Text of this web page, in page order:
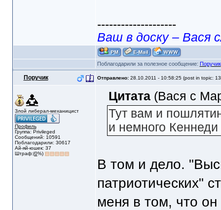
--------------------
Ваш в доску – Вася
Поблагодарили за полезное сообщение: Поручик
Поручик Отправлено: 28.10.2011 - 10:58:25 (post in topic:
Злой либерал-механицист
Профиль
Группа: Privileged
Сообщений: 10591
Поблагодарили: 30617
Ай-яй-юшек: 37
Штраф:(0%)
Цитата(Вася с
Тут вам и
и немного Кеннеди
В том и дело.
патриотических"
меня в том, что он